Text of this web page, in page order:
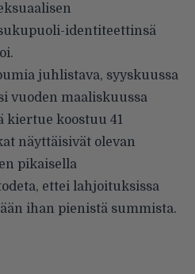
identiteettinsä
.
juhlistava, syyskuussa
vuoden maaliskuussa
koostuu 41
näyttäisivät olevan
pikaisella
ettei lahjoituksissa
ihan pienistä summista.